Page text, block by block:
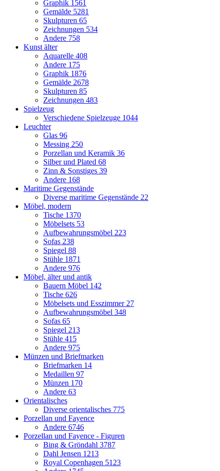
Graphik 1561
Gemälde 5281
Skulpturen 65
Zeichnungen 534
Andere 758
Kunst älter
Aquarelle 408
Andere 175
Graphik 1876
Gemälde 2678
Skulpturen 85
Zeichnungen 483
Spielzeug
Verschiedene Spielzeuge 1044
Leuchter
Glas 96
Messing 250
Porzellan und Keramik 36
Silber und Plated 68
Zinn & Sonstiges 39
Andere 168
Maritime Gegenstände
Diverse maritime Gegenstände 22
Möbel, modern
Tische 1370
Möbelsets 53
Aufbewahrungsmöbel 223
Sofas 238
Spiegel 88
Stühle 1871
Andere 976
Möbel, älter und antik
Bauern Möbel 142
Tische 626
Möbelsets und Esszimmer 27
Aufbewahrungsmöbel 348
Sofas 65
Spiegel 213
Stühle 415
Andere 975
Münzen und Briefmarken
Briefmarken 14
Medaillen 97
Münzen 170
Andere 63
Orientalisches
Diverse orientalisches 775
Porzellan und Fayence
Andere 6746
Porzellan und Fayence - Figuren
Bing & Gröndahl 3787
Dahl Jensen 1213
Royal Copenhagen 5123